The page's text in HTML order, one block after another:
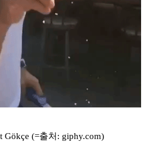
Gökçe (=출처: giphy.com)